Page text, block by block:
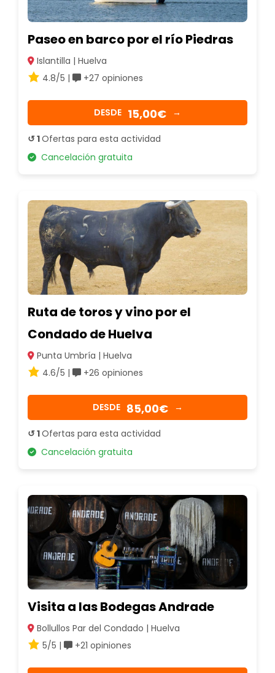
Paseo en barco por el río Piedras
Islantilla | Huelva
4.8/5 |
+27 opiniones
DESDE 15,00€ →
↺ 1Ofertas para esta actividad
Cancelación gratuita
Ruta de toros y vino por el
Condado de Huelva
Punta Umbría | Huelva
4.6/5 |
+26 opiniones
DESDE 85,00€ →
↺ 1Ofertas para esta actividad
Cancelación gratuita
Visita a las Bodegas Andrade
Bollullos Par del Condado | Huelva
5/5 |
+21 opiniones